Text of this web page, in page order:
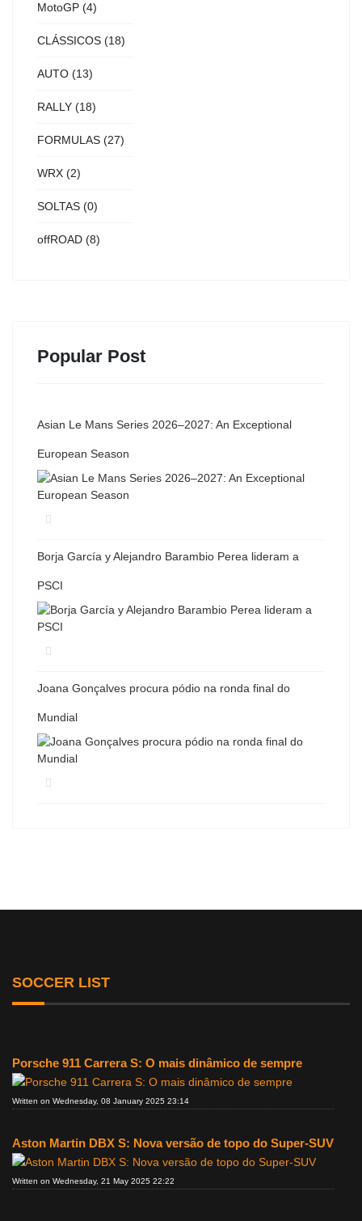
MotoGP (4)
CLÁSSICOS (18)
AUTO (13)
RALLY (18)
FORMULAS (27)
WRX (2)
SOLTAS (0)
offROAD (8)
Popular Post
Asian Le Mans Series 2026–2027: An Exceptional
European Season
Borja García y Alejandro Barambio Perea lideram a
PSCI
Joana Gonçalves procura pódio na ronda final do
Mundial
SOCCER LIST
Porsche 911 Carrera S: O mais dinâmico de sempre
Written on Wednesday, 08 January 2025 23:14
Aston Martin DBX S: Nova versão de topo do Super-SUV
Written on Wednesday, 21 May 2025 22:22